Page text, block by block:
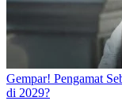
Gempar! Pengamat
di 2029?